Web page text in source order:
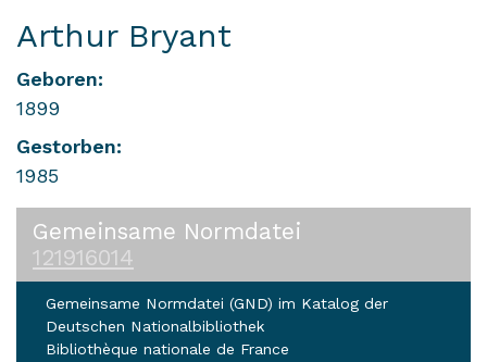
Arthur Bryant
Geboren:
1899
Gestorben:
1985
Gemeinsame Normdatei
121916014
Gemeinsame Normdatei (GND) im Katalog der
Deutschen Nationalbibliothek
Bibliothèque nationale de France